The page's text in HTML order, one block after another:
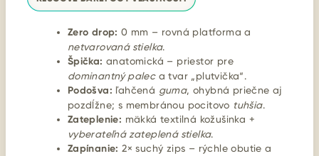
Zero drop: 0 mm – rovná platforma a
netvarovaná stielka.
Špička: anatomická – priestor pre
dominantný paleca tvar „plutvička“.
Podošva: ľahčená guma, ohybná priečne aj
pozdĺžne; s membránou pocitovo tuhšia.
Zateplenie: mäkká textilná kožušinka +
vyberateľná zateplená stielka.
Zapínanie: 2× suchý zips – rýchle obutie a